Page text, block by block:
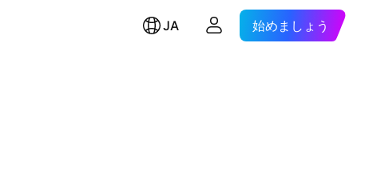
JA 始めましょう